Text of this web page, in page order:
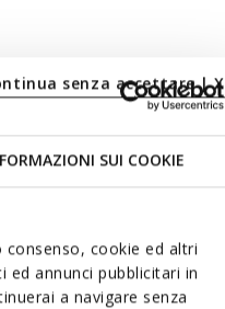
SUI COOKIE
cookie ed altri
annunci pubblicitari in
a navigare senza
senza accettare | X